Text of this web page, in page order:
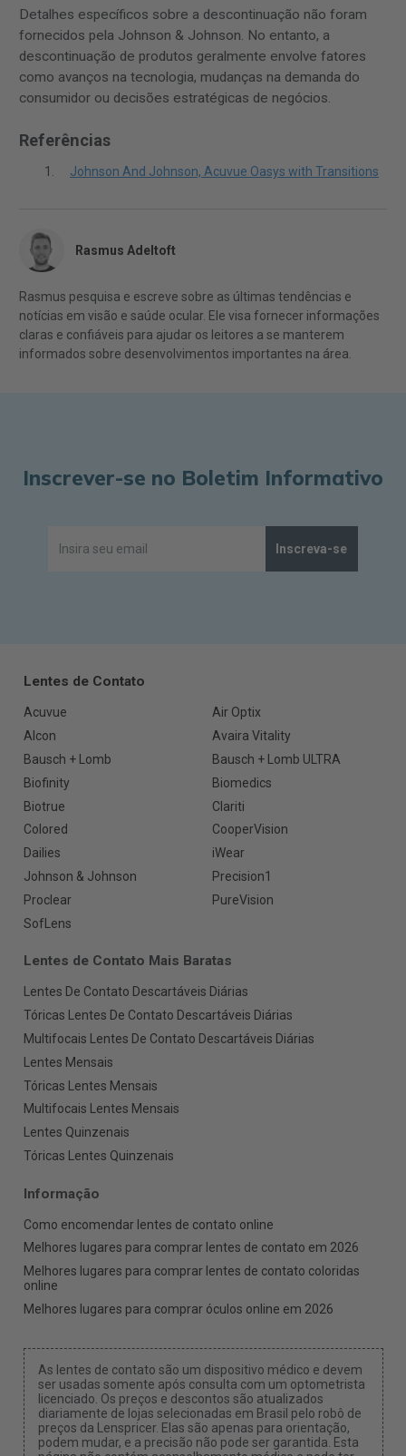
Detalhes específicos sobre a descontinuação não foram
fornecidos pela Johnson & Johnson. No entanto, a
descontinuação de produtos geralmente envolve fatores
como avanços na tecnologia, mudanças na demanda do
consumidor ou decisões estratégicas de negócios.
Referências
Johnson And Johnson, Acuvue Oasys with Transitions
Rasmus Adeltoft
Rasmus pesquisa e escreve sobre as últimas tendências e
notícias em visão e saúde ocular. Ele visa fornecer informações
claras e confiáveis para ajudar os leitores a se manterem
informados sobre desenvolvimentos importantes na área.
Inscrever-se no Boletim Informativo
Inscreva-se
Lentes de Contato
Acuvue
Air Optix
Alcon
Avaira Vitality
Bausch + Lomb
Bausch + Lomb ULTRA
Biofinity
Biomedics
Biotrue
Clariti
Colored
CooperVision
Dailies
iWear
Johnson & Johnson
Precision1
Proclear
PureVision
SofLens
Lentes de Contato Mais Baratas
Lentes De Contato Descartáveis Diárias
Tóricas Lentes De Contato Descartáveis Diárias
Multifocais Lentes De Contato Descartáveis Diárias
Lentes Mensais
Tóricas Lentes Mensais
Multifocais Lentes Mensais
Lentes Quinzenais
Tóricas Lentes Quinzenais
Informação
Como encomendar lentes de contato online
Melhores lugares para comprar lentes de contato em 2026
Melhores lugares para comprar lentes de contato coloridas
online
Melhores lugares para comprar óculos online em 2026
As lentes de contato são um dispositivo médico e devem
ser usadas somente após consulta com um optometrista
licenciado. Os preços e descontos são atualizados
diariamente de lojas selecionadas em Brasil pelo robô de
preços da Lenspricer. Elas são apenas para orientação,
podem mudar, e a precisão não pode ser garantida. Esta